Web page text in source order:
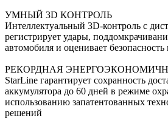
УМНЫЙ 3D КОНТРОЛЬ
Интеллектуальный 3D-контроль с
регистрирует удары,
автомобиля и оценивает
РЕКОРДНАЯ
StarLine гарантирует сохранность
аккумулятора до 60 дней в режиме
использованию запатентованных
решений